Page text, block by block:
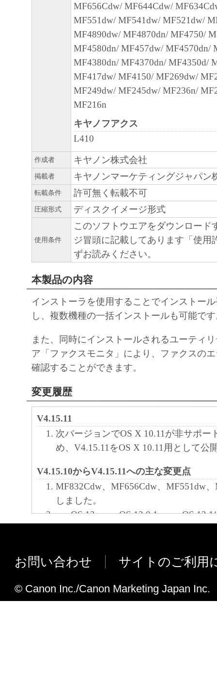
MF656Cdw/ MF644Cdw/
MF551dw/ MF541dw/ MF521dw/
MF4890dw/ MF4870dn/ MF4750/
MF4580dn/ MF457dw/ MF4570dn/
MF4380dn/ MF4370dn/ MF4350d/
MF417dw/ MF4150/ MF269dw/
MF249dw/ MF245dw/ MF236n/
MF216n
キヤノフアクス
L410
作成者 キヤノン株式会社
掲載者 キヤノンマーケティングジャパン
転載条件 許可無く転載不可
圧縮形式 ディスクイメージ形式
使用条件
このソフトウエアをダウンロード
ジ冒頭に記載してあります「使用
ずお読みください。
本製品の内容
インストーラを使用することでインストー
し、複数機種の一括インストールも可能で
また、同時にインストールされるユーティ
ア「ファクスモニタ」により、ファクスの
確認することができます。
変更履歴
V4.15.11
次バージョンでOS X 10.11が非サポー
め、V4.15.11をOS X 10.11用として公
V4.15.10からV4.15.11への主な変更点
MF832Cdw、MF656Cdw、MF551dw
しました。
macOS 12、macOS 12.0.1、macOS
V4.15.9からV4.15.10への主な変更点
応しました。
お問い合わせ サイトのご利用
© Canon Inc./Canon Marketing Japan Inc.